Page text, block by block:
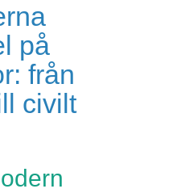
på
från
civilt